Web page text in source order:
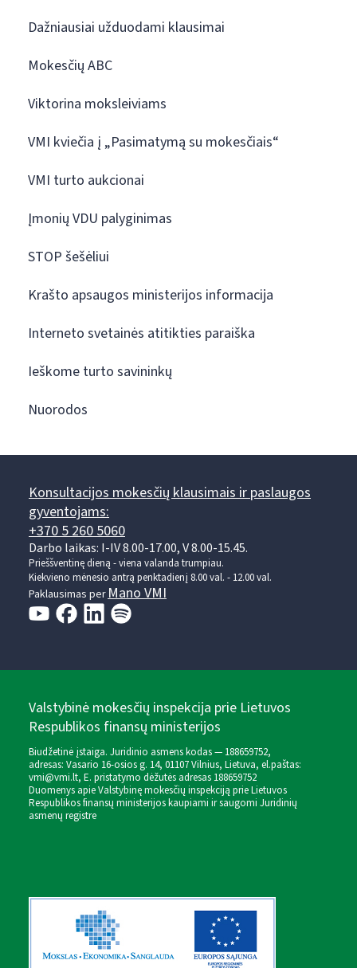
Dažniausiai užduodami klausimai
Mokesčių ABC
Viktorina moksleiviams
VMI kviečia į „Pasimatymą su mokesčiais“
VMI turto aukcionai
Įmonių VDU palyginimas
STOP šešėliui
Krašto apsaugos ministerijos informacija
Interneto svetainės atitikties paraiška
Ieškome turto savininkų
Nuorodos
Konsultacijos mokesčių klausimais ir paslaugos
gyventojams:
+370 5 260 5060
Darbo laikas: I-IV 8.00-17.00, V 8.00-15.45.
Prieššventinę dieną - viena valanda trumpiau.
Kiekvieno mėnesio antrą penktadienį 8.00 val. - 12.00 val.
Paklausimas perMano VMI
Valstybinė mokesčių inspekcija prie Lietuvos
Respublikos finansų ministerijos
Biudžetinė įstaiga. Juridinio asmens kodas — 188659752,
adresas: Vasario 16-osios g. 14, 01107 Vilnius, Lietuva, el.paštas:
vmi@vmi.lt, E. pristatymo dėžutės adresas 188659752
Duomenys apie Valstybinę mokesčių inspekciją prie Lietuvos
Respublikos finansų ministerijos kaupiami ir saugomi Juridinių
asmenų registre